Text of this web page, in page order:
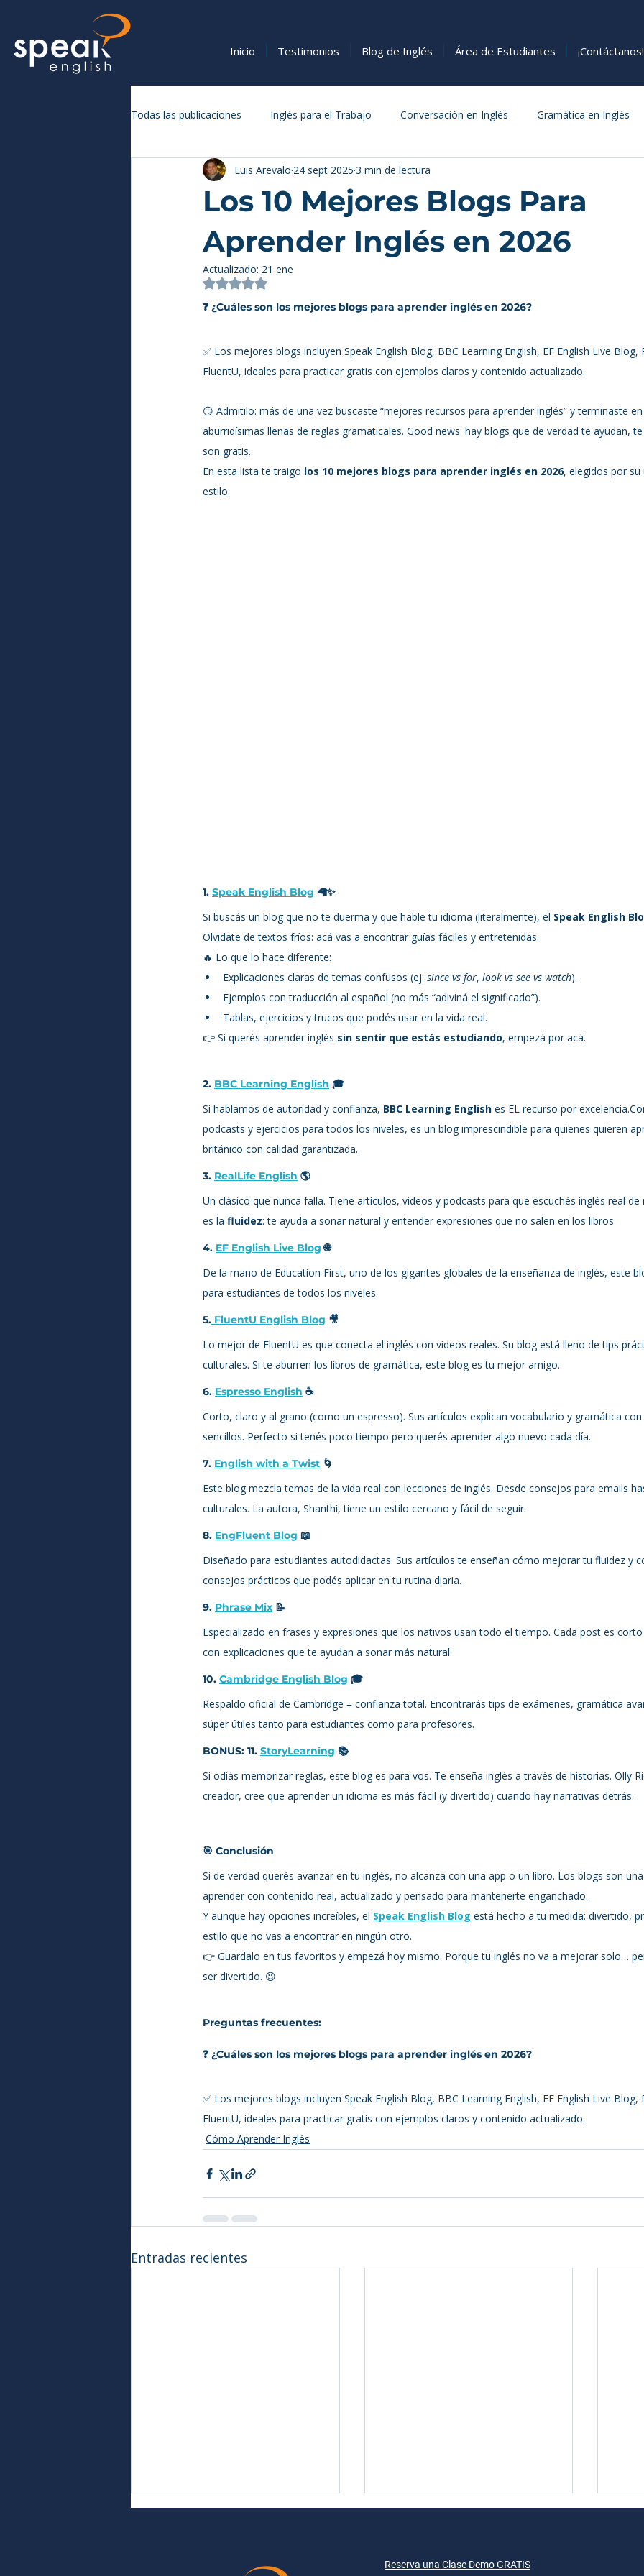
Inicio Testimonios Blog de Inglés Área de Estudiantes ¡Contáctanos!
Todas las publicaciones Inglés para el Trabajo Conversación en Inglés Gramática en Inglés
Vocabulario y Expresiones en Inglés Cómo Aprender Inglés
Los 10 Mejores Blogs Para
Aprender Inglés en 2026
Luis Arevalo 24 sept 2025 3 min de lectura
Actualizado: 21 ene
Obtuvo NaN de 5 estrellas.
❓ ¿Cuáles son los mejores blogs para aprender inglés en 2026?
✅ Los mejores blogs incluyen Speak English Blog, BBC Learning English, EF English Live Blog,
FluentU, ideales para practicar gratis con ejemplos claros y contenido actualizado.
😏 Admitilo: más de una vez buscaste “mejores recursos para aprender inglés” y terminaste
aburridísimas llenas de reglas gramaticales. Good news: hay blogs que de verdad te ayudan,
son gratis.
En esta lista te traigo los 10 mejores blogs para aprender inglés en 2026, elegidos por su
estilo.
1. Speak English Blog 🦙✨
Si buscás un blog que no te duerma y que hable tu idioma (literalmente), el Speak English
Olvidate de textos fríos: acá vas a encontrar guías fáciles y entretenidas.
🔥 Lo que lo hace diferente:
Explicaciones claras de temas confusos (ej: since vs for, look vs see vs watch).
Ejemplos con traducción al español (no más “adiviná el significado”).
Tablas, ejercicios y trucos que podés usar en la vida real.
👉 Si querés aprender inglés sin sentir que estás estudiando, empezá por acá.
2. BBC Learning English 🎓
Si hablamos de autoridad y confianza, BBC Learning English es EL recurso por
podcasts y ejercicios para todos los niveles, es un blog imprescindible para quienes quieren
británico con calidad garantizada.
3. RealLife English 🌎
Un clásico que nunca falla. Tiene artículos, videos y podcasts para que escuchés inglés real de
es la fluidez: te ayuda a sonar natural y entender expresiones que no salen en los libros
4. EF English Live Blog 🌐
De la mano de Education First, uno de los gigantes globales de la enseñanza de inglés, este
para estudiantes de todos los niveles.
5. FluentU English Blog 🎥
Lo mejor de FluentU es que conecta el inglés con videos reales. Su blog está lleno de tips
culturales. Si te aburren los libros de gramática, este blog es tu mejor amigo.
6. Espresso English ☕
Corto, claro y al grano (como un espresso). Sus artículos explican vocabulario y gramática
sencillos. Perfecto si tenés poco tiempo pero querés aprender algo nuevo cada día.
7. English with a Twist 🌀
Este blog mezcla temas de la vida real con lecciones de inglés. Desde consejos para emails
culturales. La autora, Shanthi, tiene un estilo cercano y fácil de seguir.
8. EngFluent Blog 📖
Diseñado para estudiantes autodidactas. Sus artículos te enseñan cómo mejorar tu fluidez y
consejos prácticos que podés aplicar en tu rutina diaria.
9. Phrase Mix 📝
Especializado en frases y expresiones que los nativos usan todo el tiempo. Cada post es
con explicaciones que te ayudan a sonar más natural.
10. Cambridge English Blog 🎓
Respaldo oficial de Cambridge = confianza total. Encontrarás tips de exámenes, gramática
súper útiles tanto para estudiantes como para profesores.
BONUS: 11. StoryLearning 📚
Si odiás memorizar reglas, este blog es para vos. Te enseña inglés a través de historias. Olly
creador, cree que aprender un idioma es más fácil (y divertido) cuando hay narrativas detrás.
🎯 Conclusión
Si de verdad querés avanzar en tu inglés, no alcanza con una app o un libro. Los blogs son
aprender con contenido real, actualizado y pensado para mantenerte enganchado.
Y aunque hay opciones increíbles, el Speak English Blog está hecho a tu medida: divertido,
estilo que no vas a encontrar en ningún otro.
👉 Guardalo en tus favoritos y empezá hoy mismo. Porque tu inglés no va a mejorar solo…
ser divertido. 😉
Preguntas frecuentes:
❓ ¿Cuáles son los mejores blogs para aprender inglés en 2026?
✅ Los mejores blogs incluyen Speak English Blog, BBC Learning English, EF English Live Blog,
FluentU, ideales para practicar gratis con ejemplos claros y contenido actualizado.
Cómo Aprender Inglés
Entradas recientes
Reserva una Clase Demo GRATIS